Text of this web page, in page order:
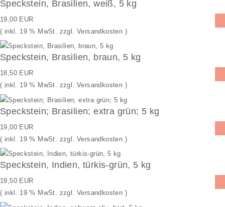
Speckstein, Brasilien, weiß, 5 kg
19,00 EUR
( inkl. 19 % MwSt. zzgl. Versandkosten )
Speckstein, Brasilien, braun, 5 kg
18,50 EUR
( inkl. 19 % MwSt. zzgl. Versandkosten )
Speckstein; Brasilien; extra grün; 5 kg
19,00 EUR
( inkl. 19 % MwSt. zzgl. Versandkosten )
Speckstein, Indien, türkis-grün, 5 kg
19,50 EUR
( inkl. 19 % MwSt. zzgl. Versandkosten )